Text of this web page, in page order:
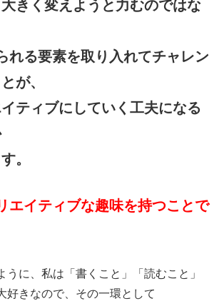
きく変えようと力むのではな
れる要素を取り入れてチャレン
が、
ティブにしていく工夫になる
。
エイティブな趣味を持つことで
うに、私は「書くこと」「読むこと」
好きなので、その一環として